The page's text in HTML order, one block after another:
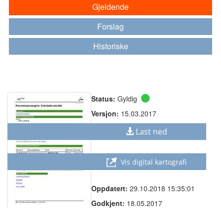
Gjeldende
Forslag
Historiske
Status: Gyldig
Versjon: 15.03.2017
Last ned
Vis digital kartografi
Oppdatert: 29.10.2018 15:35:01
Godkjent: 18.05.2017